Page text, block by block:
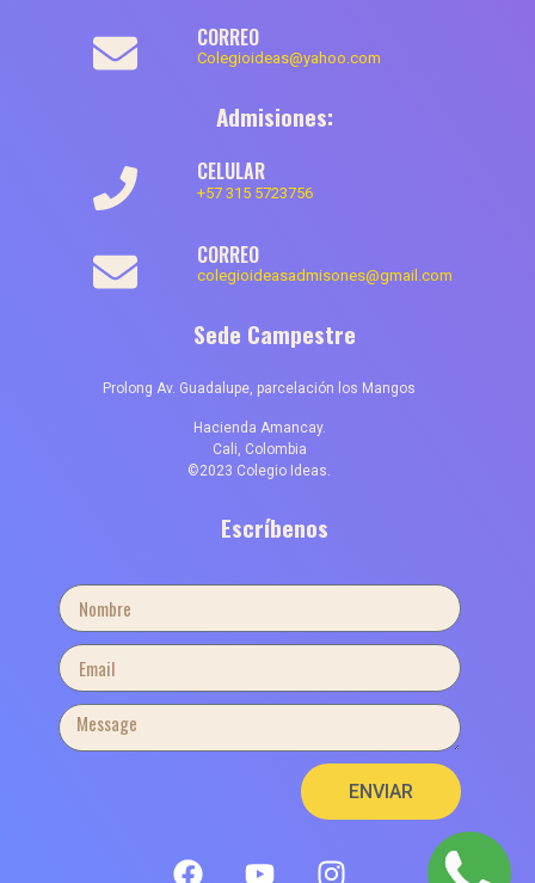
CORREO
Colegioideas@yahoo.com
Admisiones:
CELULAR
+57 315 5723756
CORREO
colegioideasadmisones@gmail.com
Sede Campestre
Prolong Av. Guadalupe, parcelación los Mangos
Hacienda Amancay.
Cali, Colombia
©2023 Colegio Ideas.
Escríbenos
ENVIAR